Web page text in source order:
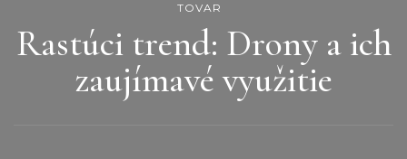
TOVAR
Rastúci trend: Drony a ich
zaujímavé využitie